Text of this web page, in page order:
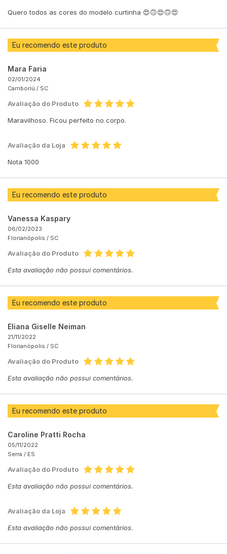
Quero todos as cores do modelo curtinha 😍🙃😍🙃😍
Eu recomendo este produto
Mara Faria
02/01/2024
Camboriú / SC
Avaliação do Produto
Maravilhoso. Ficou perfeito no corpo.
Avaliação da Loja
Nota 1000
Eu recomendo este produto
Vanessa Kaspary
06/02/2023
Florianópolis / SC
Avaliação do Produto
Esta avaliação não possui comentários.
Eu recomendo este produto
Eliana Giselle Neiman
21/11/2022
Florianópolis / SC
Avaliação do Produto
Esta avaliação não possui comentários.
Eu recomendo este produto
Caroline Pratti Rocha
05/11/2022
Serra / ES
Avaliação do Produto
Esta avaliação não possui comentários.
Avaliação da Loja
Esta avaliação não possui comentários.